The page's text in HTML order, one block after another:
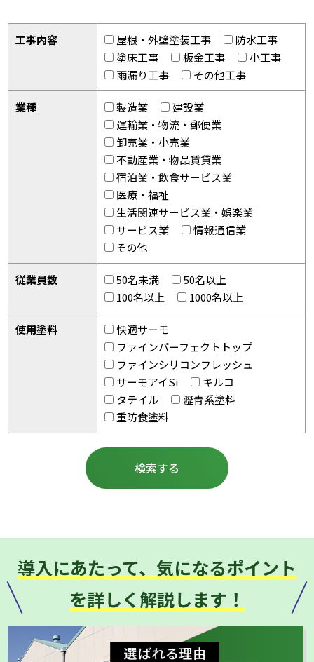
工事内容 屋根・外壁塗装工事
防水工事
塗床工事
板金工事
小工事
雨漏り工事
その他工事
業種 製造業
建設業
運輸業・物流・郵便業
卸売業・小売業
不動産業・物品賃貸業
宿泊業・飲食サービス業
医療・福祉
生活関連サービス業・娯楽業
サービス業
情報通信業
その他
従業員数 50名未満
50名以上
100名以上
1000名以上
使用塗料
快適サーモ
ファインパーフェクトトップ
ファインシリコンフレッシュ
サーモアイSi
キルコ
タテイル
瀝青系塗料
重防食塗料
導入にあたって、気になるポイント
を詳しく解説します！